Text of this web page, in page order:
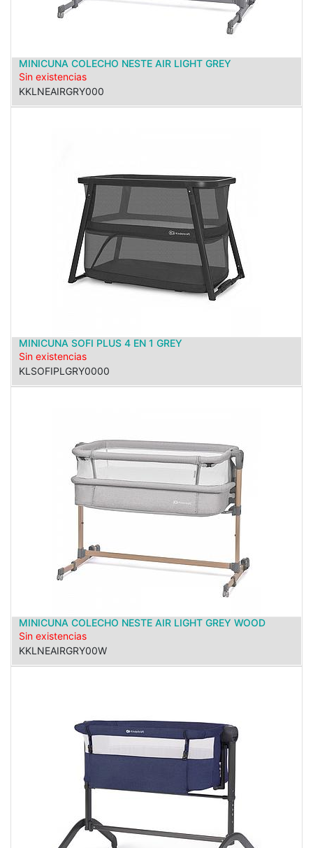
MINICUNA COLECHO NESTE AIR LIGHT GREY
Sin existencias
KKLNEAIRGRY000
MINICUNA SOFI PLUS 4 EN 1 GREY
Sin existencias
KLSOFIPLGRY0000
MINICUNA COLECHO NESTE AIR LIGHT GREY WOOD
Sin existencias
KKLNEAIRGRY00W